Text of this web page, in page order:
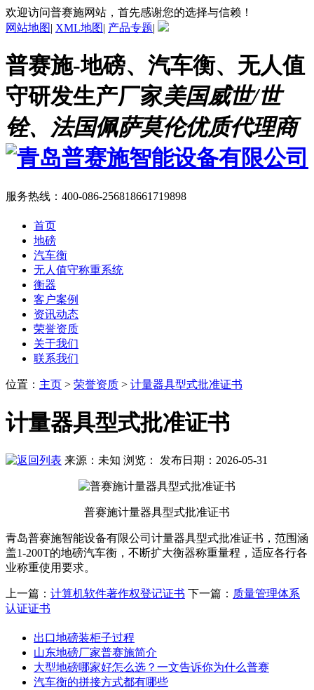
欢迎访问普赛施网站，首先感谢您的选择与信赖！
网站地图| XML地图| 产品专题|
普赛施-地磅、汽车衡、无人值
守研发生产厂家美国威世/世
铨、法国佩萨莫伦优质代理商
服务热线： 400-086-256818661719898
首页
地磅
汽车衡
无人值守称重系统
衡器
客户案例
资讯动态
荣誉资质
关于我们
联系我们
位置 ： 主页 > 荣誉资质 > 计量器具型式批准证书
计量器具型式批准证书
来源：未知 浏览： 发布日期：2026-05-31
普赛施计量器具型式批准证书
青岛普赛施智能设备有限公司计量器具型式批准证书，范围涵
盖1-200T的地磅汽车衡，不断扩大衡器称重量程，适应各行各
业称重使用要求。
上一篇： 计算机软件著作权登记证书 下一篇： 质量管理体系
认证证书
出口地磅装柜子过程
山东地磅厂家普赛施简介
大型地磅哪家好怎么选？一文告诉你为什么普赛
汽车衡的拼接方式都有哪些